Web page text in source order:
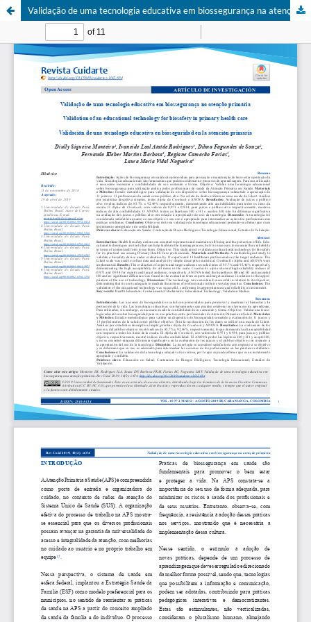
Validação de uma tecnologia educativa em biossegurança na atenção primária